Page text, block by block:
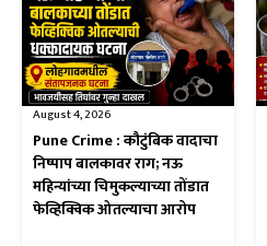
August 4, 2026
Pune Crime : कौटुंबिक वादाचा
निष्पाप बालकावर राग; नऊ
महिन्यांच्या चिमुकल्याच्या तोंडात
फेव्हिक्विक ओतल्याचा आरोप